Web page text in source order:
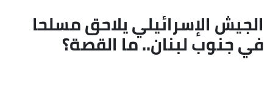
الجيش الإسرائيلي يلاحق مسلحا
في جنوب لبنان.. ما القصة؟